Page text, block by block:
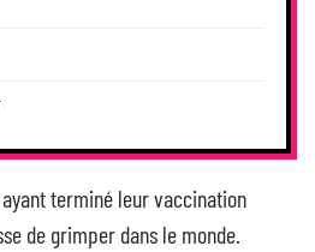
terminé leur vaccination
de grimper dans le monde.